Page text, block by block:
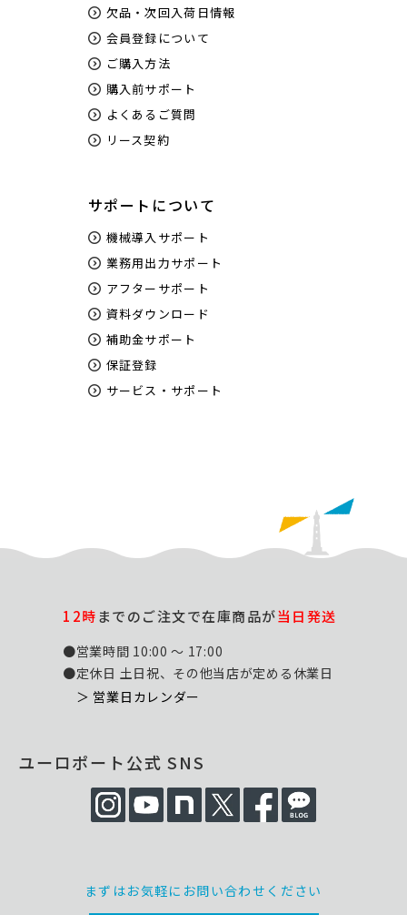
欠品・次回入荷日情報
会員登録について
ご購入方法
購入前サポート
よくあるご質問
リース契約
サポートについて
機械導入サポート
業務用出力サポート
アフターサポート
資料ダウンロード
補助金サポート
保証登録
サービス・サポート
12時までのご注文で在庫商品が当日発送
●営業時間 10:00 ～ 17:00
●定休日 土日祝、その他当店が定める休業日
＞ 営業日カレンダー
ユーロポート公式 SNS
まずはお気軽にお問い合わせください